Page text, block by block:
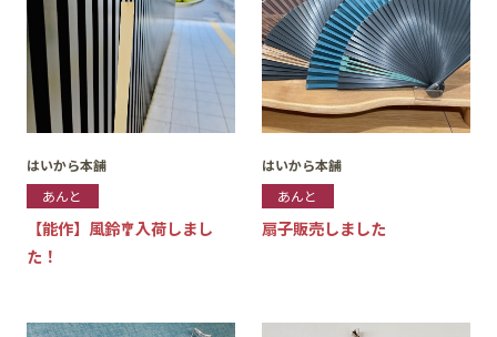
はいから本舗
あんと
【能作】風鈴🎐入荷しまし
た！
はいから本舗
あんと
扇子販売しました